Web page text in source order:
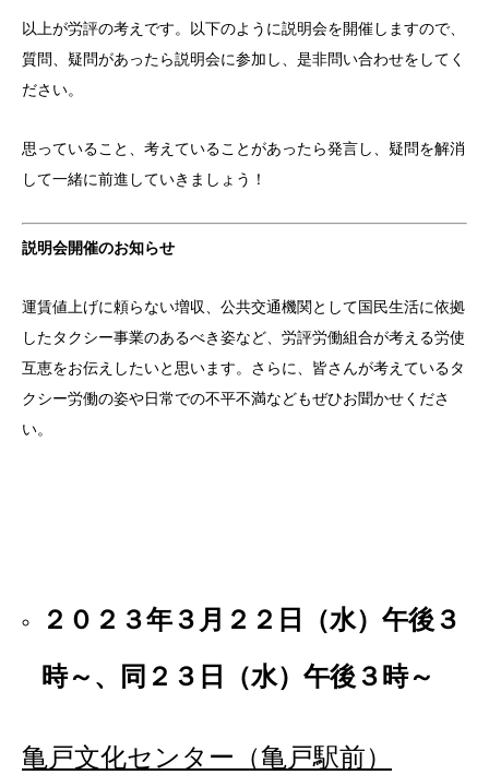
以上が労評の考えです。以下のように説明会を開催しますので、
質問、疑問があったら説明会に参加し、是非問い合わせをしてく
ださい。
思っていること、考えていることがあったら発言し、疑問を解消
して一緒に前進していきましょう！
説明会開催のお知らせ
運賃値上げに頼らない増収、公共交通機関として国民生活に依拠
したタクシー事業のあるべき姿など、労評労働組合が考える労使
互恵をお伝えしたいと思います。さらに、皆さんが考えているタ
クシー労働の姿や日常での不平不満などもぜひお聞かせくださ
い。
２０２３年３月２２日（水）午後３
時～、同２３日（水）午後３時～
亀戸文化センター（亀戸駅前）